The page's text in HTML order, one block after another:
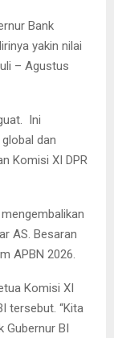
Bank
yakin nilai
– Agustus
Ini
dan
Komisi XI DPR
AS. Besaran
APBN 2026.
Komisi XI
tersebut. “Kita
Gubernur BI